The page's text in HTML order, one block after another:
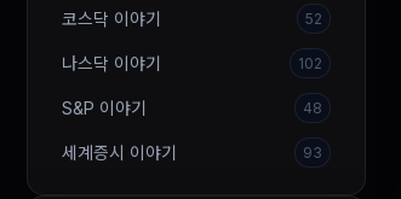
코스닥 이야기 52
나스닥 이야기 102
S&P 이야기 48
세계증시 이야기 93